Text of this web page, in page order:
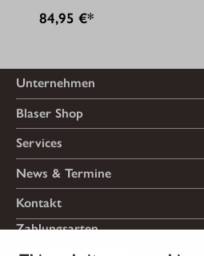
84,95 €*
Unternehmen
Blaser Shop
Services
News & Termine
Kontakt
Zahlungsarten